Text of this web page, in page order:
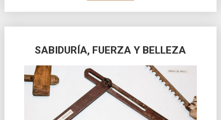
SABIDURÍA, FUERZA Y BELLEZA